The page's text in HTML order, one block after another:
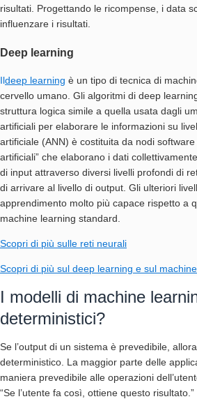
risultati. Progettando le ricompense, i data
influenzare i risultati.
Deep learning
Ildeep learning è un tipo di tecnica di
cervello umano. Gli algoritmi di deep
struttura logica simile a quella usata dagli
artificiali per elaborare le informazioni su
artificiale (ANN) è costituita da nodi
artificiali” che elaborano i dati
di input attraverso diversi livelli profondi di
di arrivare al livello di output. Gli ulteriori
apprendimento molto più capace rispetto a
machine learning standard.
Scopri di più sulle reti neurali
Scopri di più sul deep learning e sul
I modelli di machine
deterministici?
Se l’output di un sistema è prevedibile,
deterministico. La maggior parte delle
maniera prevedibile alle operazioni
“Se l’utente fa così, ottiene questo